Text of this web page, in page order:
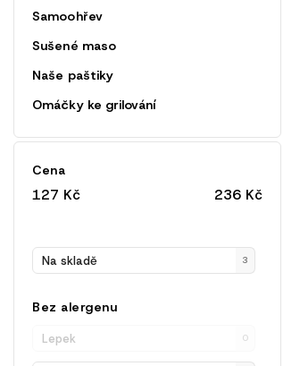
Samoohřev
Sušené maso
Naše paštiky
Omáčky ke grilování
Cena
127 Kč 236 Kč
Na skladě 3
Bez alergenu
Lepek 0